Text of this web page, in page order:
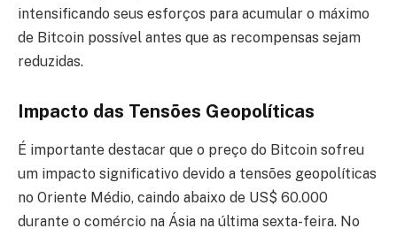
intensificando seus esforços para acumular o máximo
de Bitcoin possível antes que as recompensas sejam
reduzidas.
Impacto das Tensões Geopolíticas
É importante destacar que o preço do Bitcoin sofreu
um impacto significativo devido a tensões geopolíticas
no Oriente Médio, caindo abaixo de US$ 60.000
durante o comércio na Ásia na última sexta-feira. No